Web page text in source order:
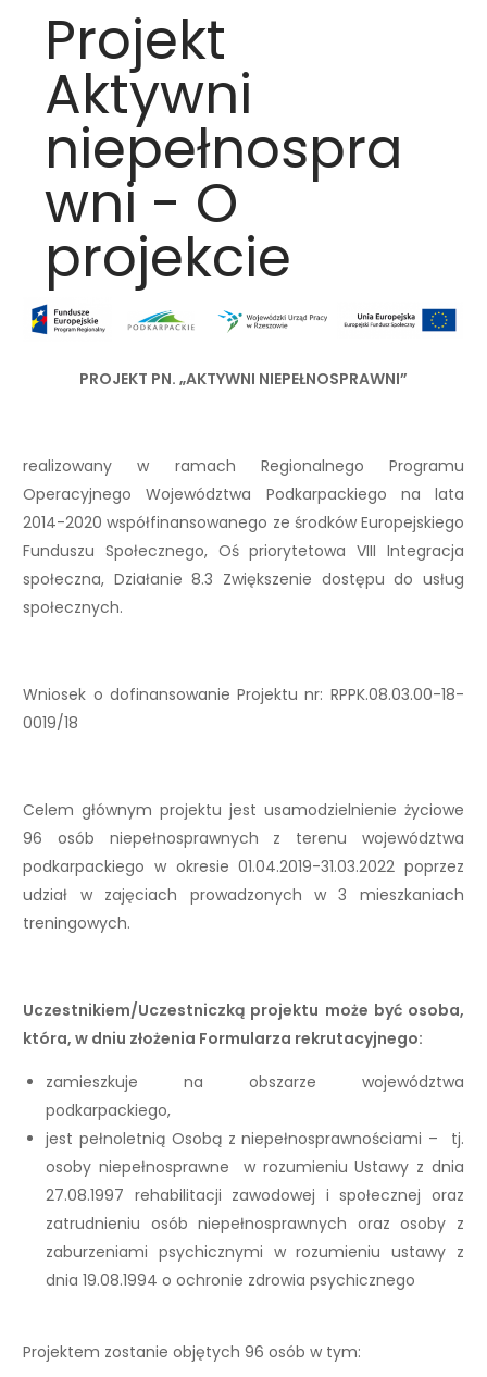
Projekt
Aktywni
niepełnospra
wni - O
projekcie
PROJEKT PN. „AKTYWNI NIEPEŁNOSPRAWNI”
realizowany w ramach Regionalnego Programu
Operacyjnego Województwa Podkarpackiego na lata
2014-2020 współfinansowanego ze środków Europejskiego
Funduszu Społecznego, Oś priorytetowa VIII Integracja
społeczna, Działanie 8.3 Zwiększenie dostępu do usług
społecznych.
Wniosek o dofinansowanie Projektu nr: RPPK.08.03.00-18-
0019/18
Celem głównym projektu jest usamodzielnienie życiowe
96 osób niepełnosprawnych z terenu województwa
podkarpackiego w okresie 01.04.2019-31.03.2022 poprzez
udział w zajęciach prowadzonych w 3 mieszkaniach
treningowych.
Uczestnikiem/Uczestniczką projektu może być osoba,
która, w dniu złożenia Formularza rekrutacyjnego:
zamieszkuje na obszarze województwa
podkarpackiego,
jest pełnoletnią Osobą z niepełnosprawnościami – tj.
osoby niepełnosprawne w rozumieniu Ustawy z dnia
27.08.1997 rehabilitacji zawodowej i społecznej oraz
zatrudnieniu osób niepełnosprawnych oraz osoby z
zaburzeniami psychicznymi w rozumieniu ustawy z
dnia 19.08.1994 o ochronie zdrowia psychicznego
Projektem zostanie objętych 96 osób w tym: